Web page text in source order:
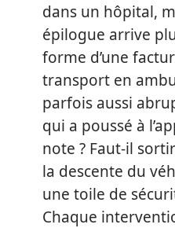
dans un hôpital,
épilogue arrive
forme d’une
transport en
parfois aussi
qui a poussé à
note ? Faut-il
la descente du
une toile de
Chaque